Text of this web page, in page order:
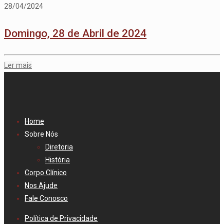
28/04/2024
Domingo, 28 de Abril de 2024
Ler mais
Home
Sobre Nós
Diretoria
História
Corpo Clínico
Nos Ajude
Fale Conosco
Política de Privacidade